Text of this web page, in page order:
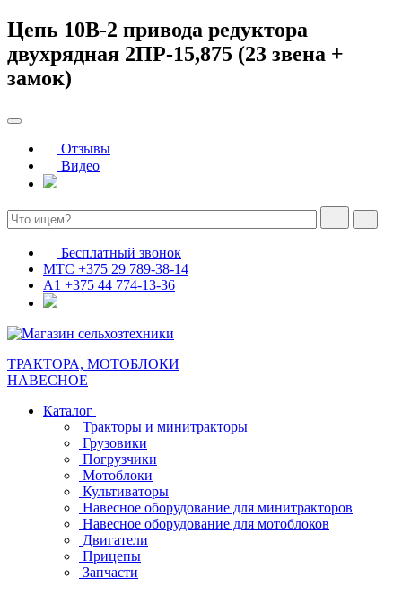
Цепь 10B-2 привода редуктора
двухрядная 2ПР-15,875 (23 звена +
замок)
Отзывы
Видео
Бесплатный звонок
МТС +375 29 789-38-14
А1 +375 44 774-13-36
ТРАКТОРА, МОТОБЛОКИ
НАВЕСНОЕ
Каталог
Тракторы и минитракторы
Грузовики
Погрузчики
Мотоблоки
Культиваторы
Навесное оборудование для минитракторов
Навесное оборудование для мотоблоков
Двигатели
Прицепы
Запчасти